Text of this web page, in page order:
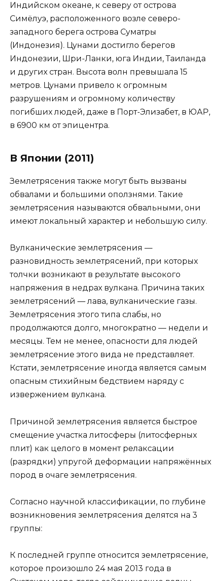
Индийском океане, к северу от острова
Симёлуэ, расположенного возле северо-
западного берега острова Суматры
(Индонезия). Цунами достигло берегов
Индонезии, Шри-Ланки, юга Индии, Таиланда
и других стран. Высота волн превышала 15
метров. Цунами привело к огромным
разрушениям и огромному количеству
погибших людей, даже в Порт-Элизабет, в ЮАР,
в 6900 км от эпицентра.
В Японии (2011)
Землетрясения также могут быть вызваны
обвалами и большими оползнями. Такие
землетрясения называются обвальными, они
имеют локальный характер и небольшую силу.
Вулканические землетрясения —
разновидность землетрясений, при которых
толчки возникают в результате высокого
напряжения в недрах вулкана. Причина таких
землетрясений — лава, вулканические газы.
Землетрясения этого типа слабы, но
продолжаются долго, многократно — недели и
месяцы. Тем не менее, опасности для людей
землетрясение этого вида не представляет.
Кстати, землетрясение иногда является самым
опасным стихийным бедствием наряду с
извержением вулкана.
Причиной землетрясения является быстрое
смещение участка литосферы (литосферных
плит) как целого в момент релаксации
(разрядки) упругой деформации напряжённых
пород в очаге землетрясения.
Согласно научной классификации, по глубине
возникновения землетрясения делятся на 3
группы:
К последней группе относится землетрясение,
которое произошло 24 мая 2013 года в